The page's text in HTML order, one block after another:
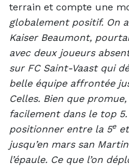
terrain et compte une
globalement positif. On
Kaiser Beaumont,
avec deux joueurs
sur FC Saint-Vaast qui
belle équipe affrontée
Celles. Bien que
facilement dans le top
positionner entre la 5eet
jusqu’en mars san
l’épaule. Ce que l’on